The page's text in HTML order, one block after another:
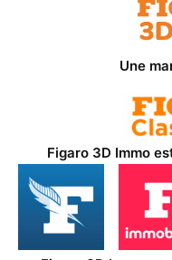
Une
Figaro 3D Immo